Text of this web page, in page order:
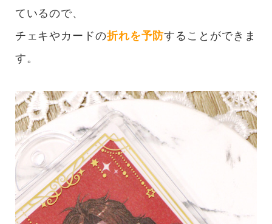
ているので、
チェキやカードの折れを予防することができま
す。